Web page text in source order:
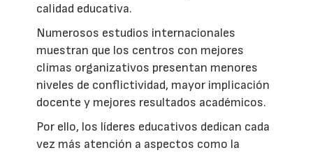
calidad educativa.
Numerosos estudios internacionales
muestran que los centros con mejores
climas organizativos presentan menores
niveles de conflictividad, mayor implicación
docente y mejores resultados académicos.
Por ello, los líderes educativos dedican cada
vez más atención a aspectos como la